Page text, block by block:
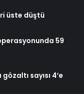
üste düştü
59
sayısı 4’e